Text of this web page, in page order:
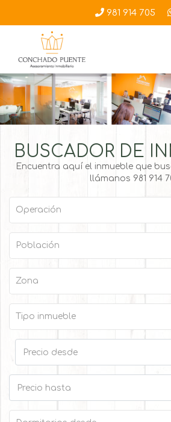
981 914 705
BUSCADOR DE
Encuentra aquí el inmueble que
llámanos 981 914